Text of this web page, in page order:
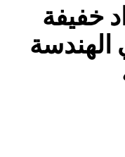
خفيفة
الهندسة